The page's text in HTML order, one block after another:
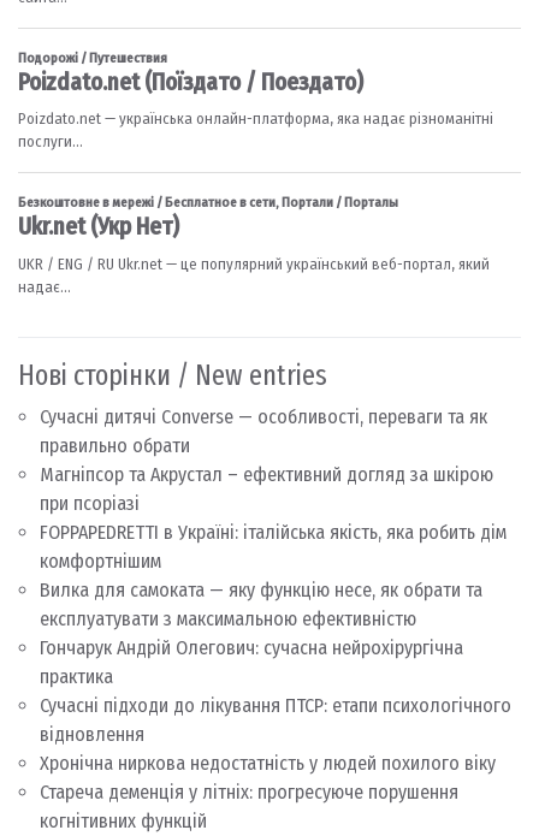
Нові сторінки / New entries
Сучасні дитячі Converse — особливості, переваги та як
правильно обрати
Магніпсор та Акрустал – ефективний догляд за шкірою
при псоріазі
FOPPAPEDRETTI в Україні: італійська якість, яка робить дім
комфортнішим
Вилка для самоката — яку функцію несе, як обрати та
експлуатувати з максимальною ефективністю
Гончарук Андрій Олегович: сучасна нейрохірургічна
практика
Сучасні підходи до лікування ПТСР: етапи психологічного
відновлення
Хронічна ниркова недостатність у людей похилого віку
Стареча деменція у літніх: прогресуюче порушення
когнітивних функцій